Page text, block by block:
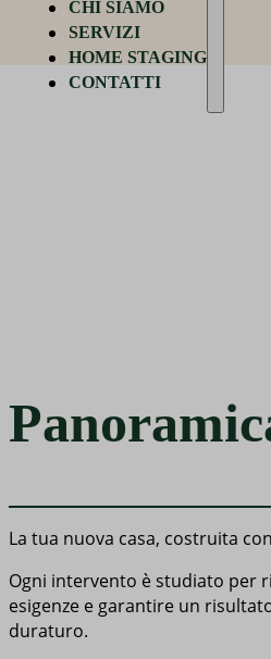
CHI SIAMO
SERVIZI
HOME STAGING
CONTATTI
La tua nuova casa, costruita
Ogni intervento è studiato per
esigenze e garantire un
duraturo.